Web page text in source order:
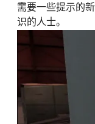
需要一些提示的
识的人士。